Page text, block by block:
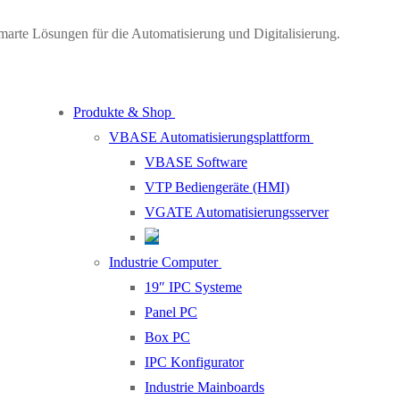
Lösungen für die Automatisierung und Digitalisierung.
Produkte & Shop
VBASE Automatisierungsplattform
VBASE Software
VTP Bediengeräte (HMI)
VGATE Automatisierungsserver
Industrie Computer
19″ IPC Systeme
Panel PC
Box PC
IPC Konfigurator
Industrie Mainboards